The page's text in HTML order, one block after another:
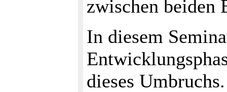
zwischen beiden
In diesem
dieses Umbruchs.